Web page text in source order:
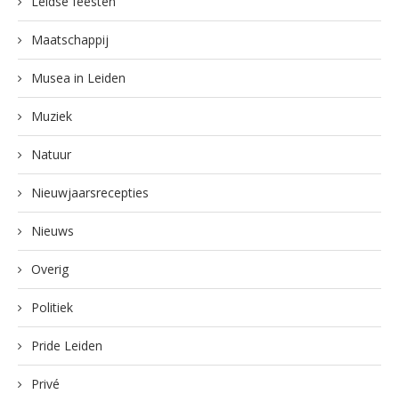
Maatschappij
Musea in Leiden
Muziek
Natuur
Nieuwjaarsrecepties
Nieuws
Overig
Politiek
Pride Leiden
Privé